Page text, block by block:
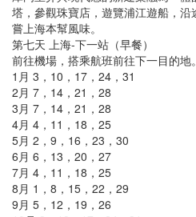
塔，參觀珠寶店，遊覽浦江遊船，
嘗上海本幫風味。
第七天 上海-下一站（早餐）
前往機場，搭乘航班前往下一目的地
1月 3，10，17，24，31
2月 7，14，21，28
3月 7，14，21，28
4月 4，11，18，25
5月 2，9，16，23，30
6月 6，13，20，27
7月 4，11，18，25
8月 1，8，15，22，29
9月 5，12，19，26